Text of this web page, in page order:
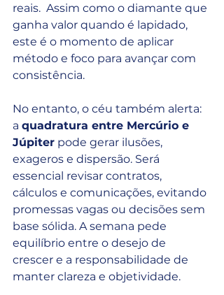
reais.  Assim como o diamante que
ganha valor quando é lapidado,
este é o momento de aplicar
método e foco para avançar com
consistência.
No entanto, o céu também alerta:
a quadratura entre Mercúrio e
Júpiter pode gerar ilusões,
exageros e dispersão. Será
essencial revisar contratos,
cálculos e comunicações, evitando
promessas vagas ou decisões sem
base sólida. A semana pede
equilíbrio entre o desejo de
crescer e a responsabilidade de
manter clareza e objetividade.